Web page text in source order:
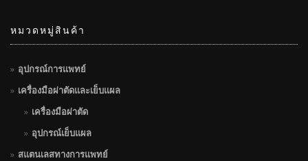
หมวดหมู่สินค้า
อุปกรณ์การแพทย์
เครื่องมือผ่าตัดและเย็บแผล
เครื่องมือผ่าตัด
อุปกรณ์เย็บแผล
สแตนเลสทางการแพทย์